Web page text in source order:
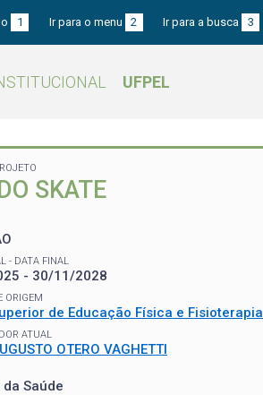
1 Ir para o menu 2 Ir para a busca 3
UFPEL
SKATE
- DATA FINAL
- 30/11/2028
ORIGEM
de Educação Física e Fisioterapia
ATUAL
OTERO VAGHETTI
Saúde